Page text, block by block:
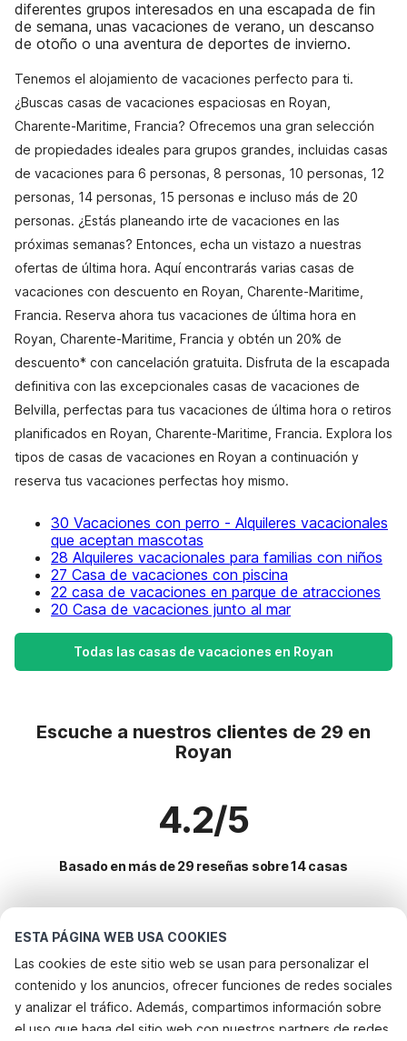
ESTA PÁGINA WEB USA COOKIES
Las cookies de este sitio web se usan para personalizar el
contenido y los anuncios, ofrecer funciones de redes sociales
y analizar el tráfico. Además, compartimos información sobre
el uso que haga del sitio web con nuestros partners de redes
diferentes grupos interesados en una escapada de fin
de semana, unas vacaciones de verano, un descanso
de otoño o una aventura de deportes de invierno.
Tenemos el alojamiento de vacaciones perfecto para ti.
¿Buscas casas de vacaciones espaciosas en Royan,
Charente-Maritime, Francia? Ofrecemos una gran selección
de propiedades ideales para grupos grandes, incluidas casas
de vacaciones para 6 personas, 8 personas, 10 personas, 12
personas, 14 personas, 15 personas e incluso más de 20
personas. ¿Estás planeando irte de vacaciones en las
próximas semanas? Entonces, echa un vistazo a nuestras
ofertas de última hora. Aquí encontrarás varias casas de
vacaciones con descuento en Royan, Charente-Maritime,
Francia. Reserva ahora tus vacaciones de última hora en
Royan, Charente-Maritime, Francia y obtén un 20% de
descuento* con cancelación gratuita. Disfruta de la escapada
definitiva con las excepcionales casas de vacaciones de
Belvilla, perfectas para tus vacaciones de última hora o retiros
planificados en Royan, Charente-Maritime, Francia. Explora los
tipos de casas de vacaciones en Royan a continuación y
reserva tus vacaciones perfectas hoy mismo.
30 Vacaciones con perro - Alquileres vacacionales
que aceptan mascotas
28 Alquileres vacacionales para familias con niños
27 Casa de vacaciones con piscina
22 casa de vacaciones en parque de atracciones
20 Casa de vacaciones junto al mar
Todas las casas de vacaciones en Royan
Escuche a nuestros clientes de 29 en
Royan
4.2/5
Basado en más de 29 reseñas sobre 14 casas
Destinos más populares para vacaciones
Ciudades con los mejores servicios para vacaciones
Vacaciones con perro - Alquileres vacacionales que aceptan
mascotas loix
Servicios populares para vacaciones en Royan